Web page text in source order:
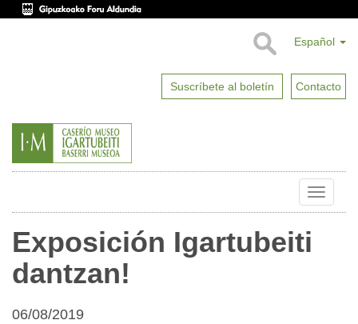
Español
Suscríbete al boletín Contacto
Toggle
Exposición Igartubeiti
dantzan!
06/08/2019